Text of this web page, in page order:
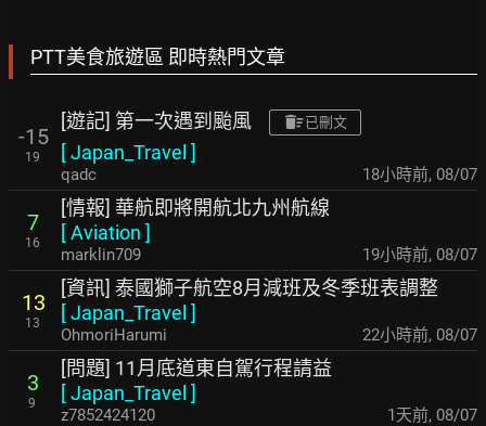
PTT美食旅遊區 即時熱門文章
-15
19
[遊記] 第一次遇到颱風 已刪文
[Japan_Travel ]
qadc 18小時前, 08/07
7
16
[情報] 華航即將開航北九州航線
[Aviation ]
marklin709 19小時前, 08/07
13
13
[資訊] 泰國獅子航空8月減班及冬季班表調整
[Japan_Travel ]
OhmoriHarumi 22小時前, 08/07
3
9
[問題] 11月底道東自駕行程請益
[Japan_Travel ]
z7852424120 1天前, 08/07